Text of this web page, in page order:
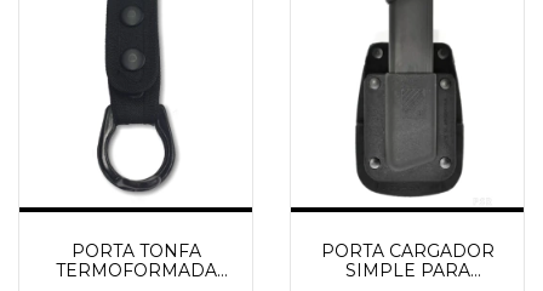
PORTA TONFA
TERMOFORMADA
PORTA CARGADOR
SIMPLE PARA